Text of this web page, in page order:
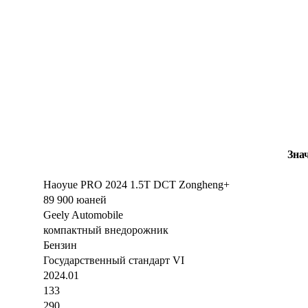
Haoyue PRO 2024 1.5T DCT Zongheng+
89 900 юаней
Geely Automobile
компактный внедорожник
Бензин
Государственный стандарт VI
2024.01
133
290